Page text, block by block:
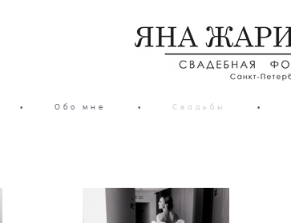
• Обо мне • Свадьбы •